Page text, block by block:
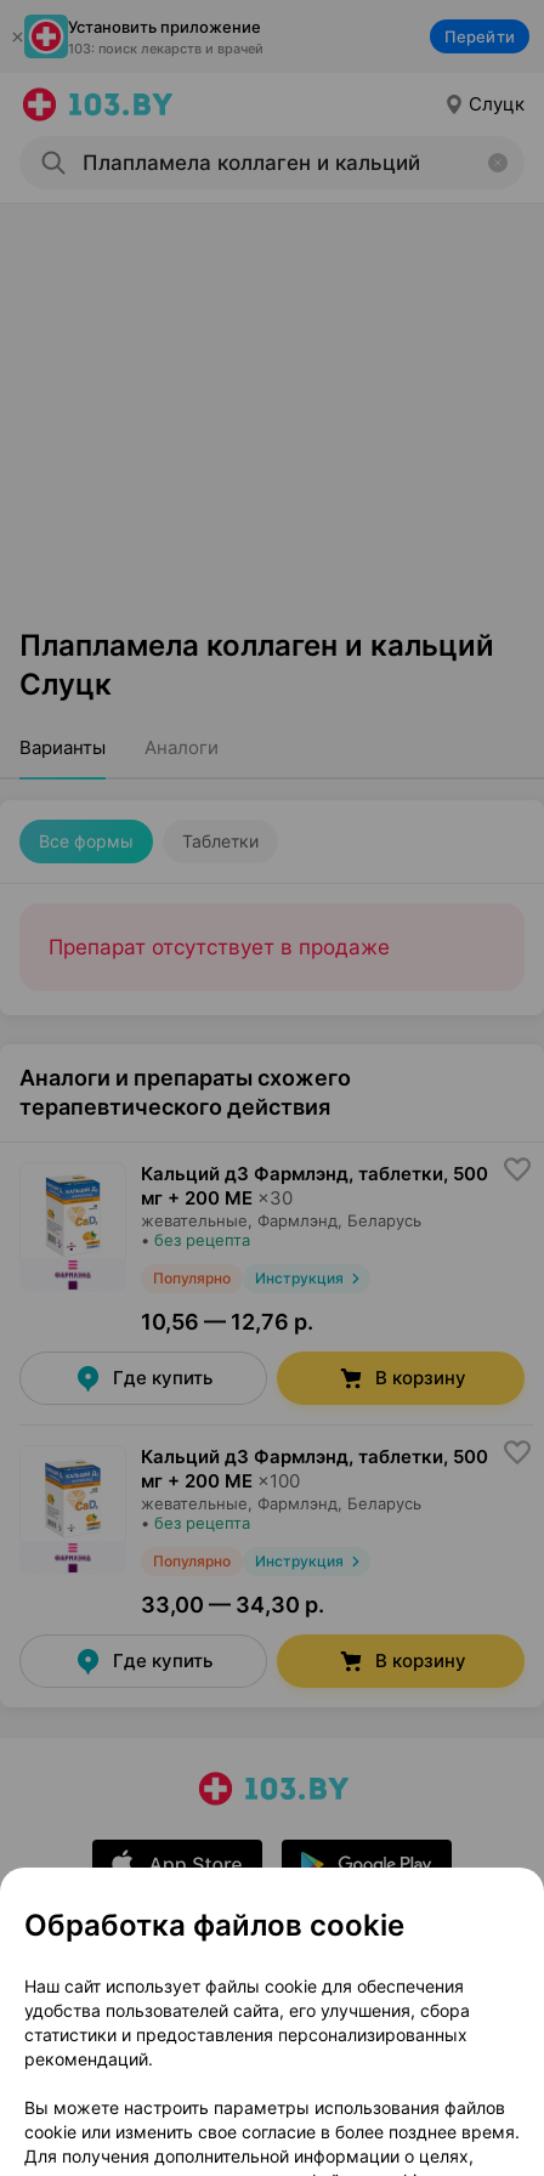
Установить приложение
103: поиск лекарств и врачей
Перейти
Слуцк
Плапламела коллаген и кальций
Слуцк
Варианты Аналоги
Все формы Таблетки
Препарат отсутствует в продаже
Аналоги и препараты схожего
терапевтического действия
Кальций д3 Фармлэнд, таблетки, 500
мг + 200 МЕ ×30
жевательные, Фармлэнд , Беларусь
• без рецепта
Популярно Инструкция
10,56 — 12,76 р.
Где купить В корзину
Кальций д3 Фармлэнд, таблетки, 500
мг + 200 МЕ ×100
жевательные, Фармлэнд , Беларусь
• без рецепта
Популярно Инструкция
33,00 — 34,30 р.
Где купить В корзину
О проекте
Новости проекта
Размещение рекламы
Медицинский маркетинг
Публичный договор
Доставка
Способы оплаты
Вакансии
Партнеры
Написать руководителю 103.by
Обработка файлов cookie
Наш сайт использует файлы cookie для обеспечения
удобства пользователей сайта, его улучшения, сбора
статистики и предоставления персонализированных
рекомендаций.
Вы можете настроить параметры использования файлов
cookie или изменить свое согласие в более позднее время.
Для получения дополнительной информации о целях,